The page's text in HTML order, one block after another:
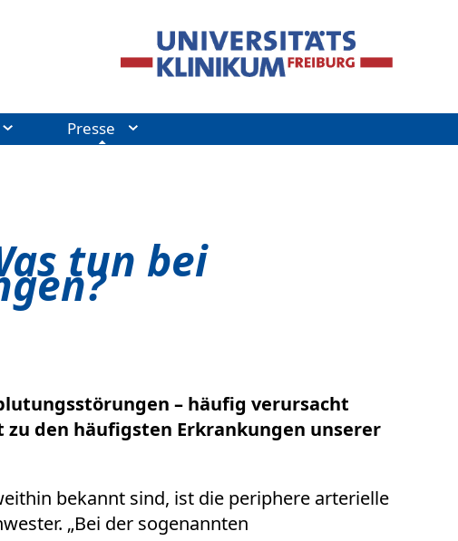
Presse
tun bei
– häufig verursacht
den häufigsten Erkrankungen unserer
bekannt sind, ist die periphere arterielle
„Bei der sogenannten